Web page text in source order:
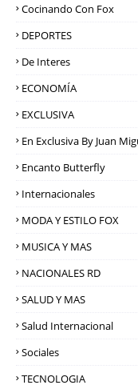
Cocinando Con Fox
DEPORTES
De Interes
ECONOMÍA
EXCLUSIVA
En Exclusiva By Juan
Encanto Butterfly
Internacionales
MODA Y ESTILO FOX
MUSICA Y MAS
NACIONALES RD
SALUD Y MAS
Salud Internacional
Sociales
TECNOLOGIA